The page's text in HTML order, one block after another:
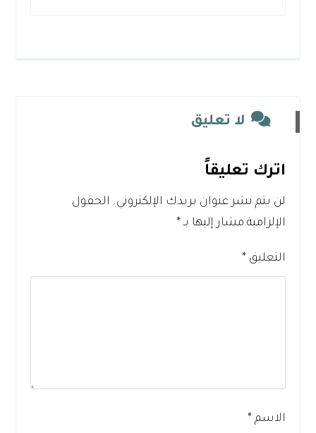
لا تعليق
اترك تعليقاً
لن يتم نشر عنوان بريدك الإلكتروني. الحقول
الإلزامية مشار إليها بـ*
التعليق*
الاسم*